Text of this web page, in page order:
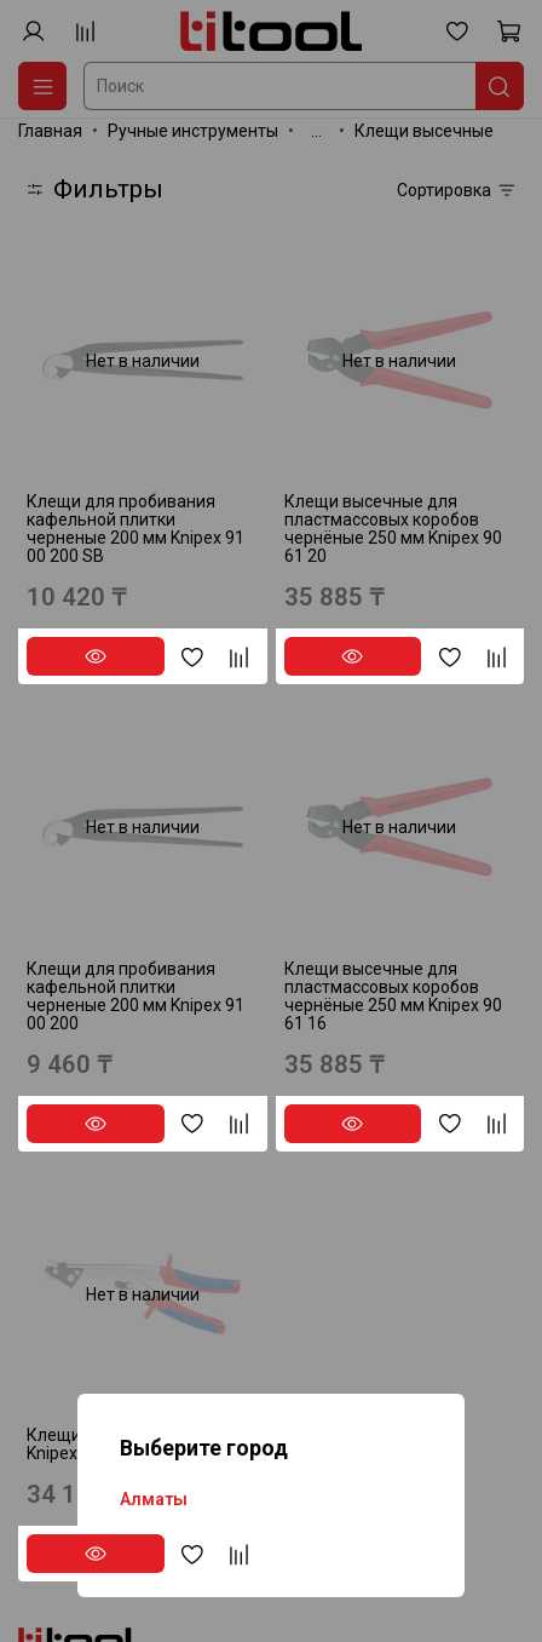
Выберите город
Алматы
Астана
Главная Ручные инструменты Клещи высечные
Фильтры Сортировка
Нет в наличии
Клещи для пробивания
кафельной плитки
черненые 200 мм Knipex 91
00 200 SB
10 420 ₸
Нет в наличии
Клещи высечные для
пластмассовых коробов
чернёные 250 мм Knipex 90
61 20
35 885 ₸
Нет в наличии
Клещи для пробивания
кафельной плитки
черненые 200 мм Knipex 91
00 200
9 460 ₸
Нет в наличии
Клещи высечные для
пластмассовых коробов
чернёные 250 мм Knipex 90
61 16
35 885 ₸
Нет в наличии
Клещи высечные 280 мм
Knipex 90 55 280
34 100 ₸